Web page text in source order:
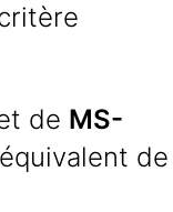
de MS-
de